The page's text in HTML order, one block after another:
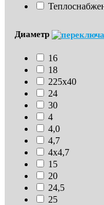
Диаметр
16
18
225х40
24
30
4
4,0
4,7
4х4,7
15
20
24,5
25